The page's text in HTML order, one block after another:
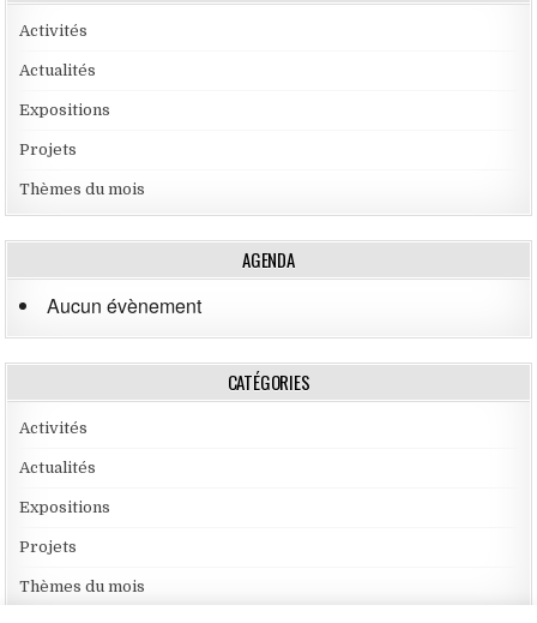
Activités
Actualités
Expositions
Projets
Thèmes du mois
AGENDA
Aucun évènement
CATÉGORIES
Activités
Actualités
Expositions
Projets
Thèmes du mois